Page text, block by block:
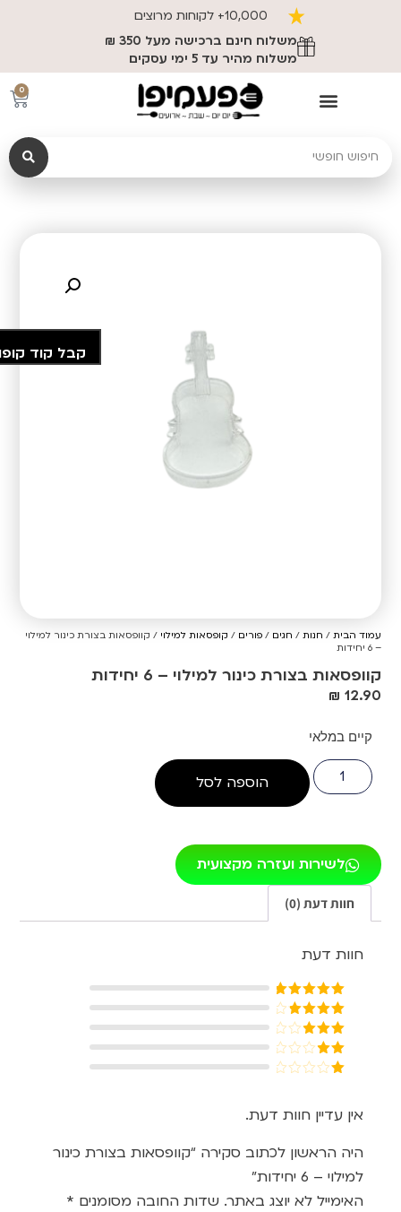
10,000+ לקוחות מרוצים
משלוח חינם ברכישה מעל 350 ₪
משלוח מהיר עד 5 ימי עסקים
0
עמוד הבית / חנות / חגים /פורים / קופסאות למילוי / קוופסאות בצורת כינור למילוי
– 6 יחידות
קוופסאות בצורת כינור למילוי – 6 יחידות
₪ 12.90
קיים במלאי
הוספה לסל
לשירות ועזרה מקצועית
חוות דעת (0)
חוות דעת
דורג5מתוך
5
דורג4
מתוך 5
דורג3
מתוך 5
דורג
מתוך
5
אין עדיין חוות דעת.
היה הראשון לכתוב סקירה “קוופסאות בצורת כינור
למילוי – 6 יחידות”
האימייל לא יוצג באתר. שדות החובה מסומנים *
קבל קוד